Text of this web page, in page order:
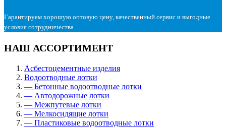
Гарантируем хорошую оптовую цену, качественный сервис и выгодные
условия сотрудничества
НАШ АССОРТИМЕНТ
Асбестоцементные изделия
Водоотводные лотки
— Бетонные водоотводные лотки
— Автодорожные лотки
— Межпутевые лотки
— Мелкосидящие лотки
— Пластиковые водоотводные лотки